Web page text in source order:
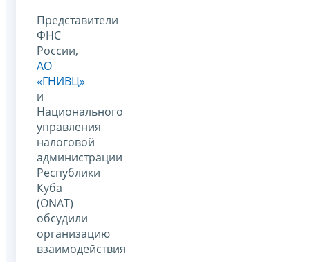
Представители
ФНС
России,
АО
«ГНИВЦ»
и
Национального
управления
налоговой
администрации
Республики
Куба
(ONAT)
обсудили
организацию
взаимодействия